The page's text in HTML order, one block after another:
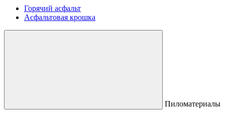
Горячий асфальт
Асфальтовая крошка
Пиломатериалы